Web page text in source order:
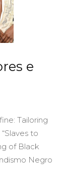
e
Tailoring
to
of Black
Negro